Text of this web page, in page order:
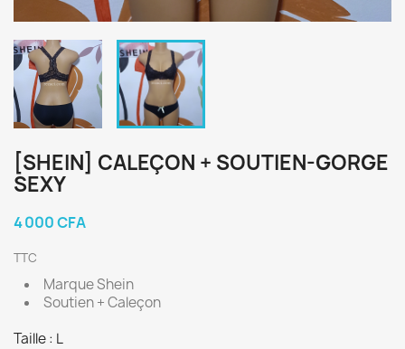
[SHEIN] CALEÇON + SOUTIEN-GORGE
SEXY
4 000 CFA
TTC
Marque Shein
Soutien + Caleçon
Taille : L